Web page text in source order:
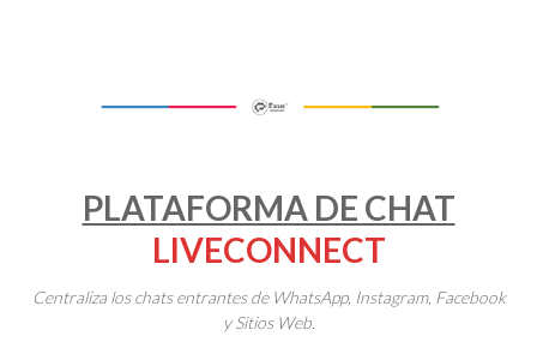
PLATAFORMA DE CHAT
LIVECONNECT
Centraliza los chats entrantes de WhatsApp, Instagram, Facebook
y Sitios Web.